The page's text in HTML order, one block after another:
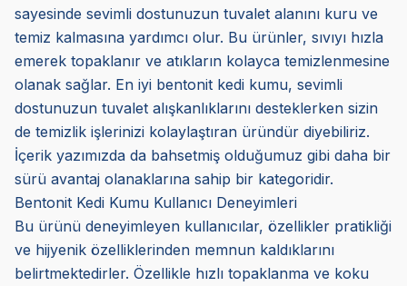
sayesinde sevimli dostunuzun tuvalet alanını kuru ve
temiz kalmasına yardımcı olur. Bu ürünler, sıvıyı hızla
emerek topaklanır ve atıkların kolayca temizlenmesine
olanak sağlar. En iyi bentonit kedi kumu, sevimli
dostunuzun tuvalet alışkanlıklarını desteklerken sizin
de temizlik işlerinizi kolaylaştıran üründür diyebiliriz.
İçerik yazımızda da bahsetmiş olduğumuz gibi daha bir
sürü avantaj olanaklarına sahip bir kategoridir.
Bentonit Kedi Kumu Kullanıcı Deneyimleri
Bu ürünü deneyimleyen kullanıcılar, özellikler pratikliği
ve hijyenik özelliklerinden memnun kaldıklarını
belirtmektedirler. Özellikle hızlı topaklanma ve koku